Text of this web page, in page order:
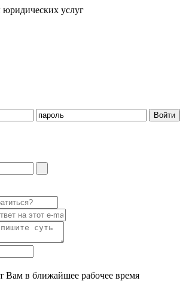
услуг
Вам в ближайшее рабочее время